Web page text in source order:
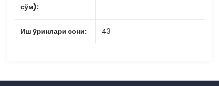
сўм):
Иш ўринлари сони: 43